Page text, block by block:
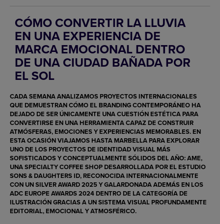
CÓMO CONVERTIR LA LLUVIA
EN UNA EXPERIENCIA DE
MARCA EMOCIONAL DENTRO
DE UNA CIUDAD BAÑADA POR
EL SOL
CADA SEMANA ANALIZAMOS PROYECTOS INTERNACIONALES
QUE DEMUESTRAN CÓMO EL BRANDING CONTEMPORÁNEO HA
DEJADO DE SER ÚNICAMENTE UNA CUESTIÓN ESTÉTICA PARA
CONVERTIRSE EN UNA HERRAMIENTA CAPAZ DE CONSTRUIR
ATMÓSFERAS, EMOCIONES Y EXPERIENCIAS MEMORABLES. EN
ESTA OCASIÓN VIAJAMOS HASTA MARBELLA PARA EXPLORAR
UNO DE LOS PROYECTOS DE IDENTIDAD VISUAL MÁS
SOFISTICADOS Y CONCEPTUALMENTE SÓLIDOS DEL AÑO:AME,
UNA SPECIALTY COFFEE SHOP DESARROLLADA POR EL ESTUDIO
SONS & DAUGHTERS ID, RECONOCIDA INTERNACIONALMENTE
CON UNSILVER AWARD 2025Y GALARDONADA ADEMÁS EN LOS
ADC EUROPE AWARDS 2024 DENTRO DE LA CATEGORÍA DE
ILUSTRACIÓN GRACIAS A UN SISTEMA VISUAL PROFUNDAMENTE
EDITORIAL, EMOCIONAL Y ATMOSFÉRICO.